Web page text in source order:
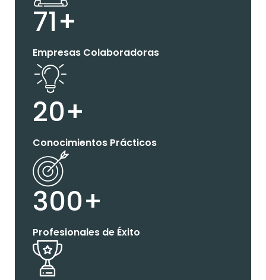
71+
Empresas Colaboradoras
20+
Conocimientos Prácticos
300+
Profesionales de Éxito